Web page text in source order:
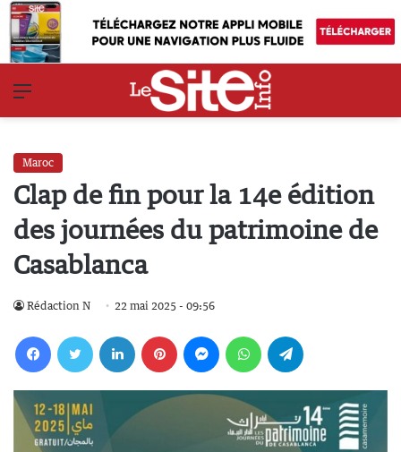
Maroc
Clap de fin pour la 14e édition
des journées du patrimoine de
Casablanca
Rédaction N 22 mai 2025 - 09:56